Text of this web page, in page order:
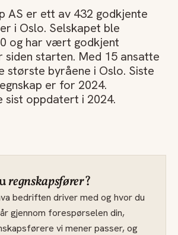
AS er ett av 432 godkjente
i Oslo. Selskapet ble
og har vært godkjent
siden starten. Med 15 ansatte
største byråene i Oslo. Siste
er for 2024.
sist oppdatert i 2024.
regnskapsfører?
bedriften driver med og hvor du
gjennom forespørselen din,
vi mener passer, og